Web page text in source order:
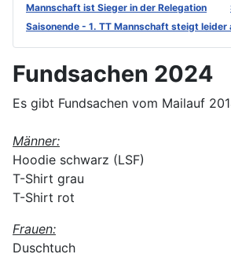
Mannschaft ist Sieger in der Relegation
Saisonende - 1. TT Mannschaft steigt leider
Fundsachen 2024
Es gibt Fundsachen vom Mailauf
Männer:
Hoodie schwarz (LSF)
T-Shirt grau
T-Shirt rot
Frauen:
Duschtuch